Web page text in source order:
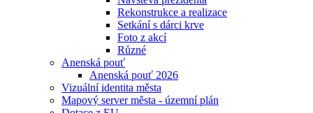
Rekonstrukce a realizace
Setkání s dárci krve
Foto z akcí
Různé
Anenská pouť
Anenská pouť 2026
Vizuální identita města
Mapový server města - územní plán